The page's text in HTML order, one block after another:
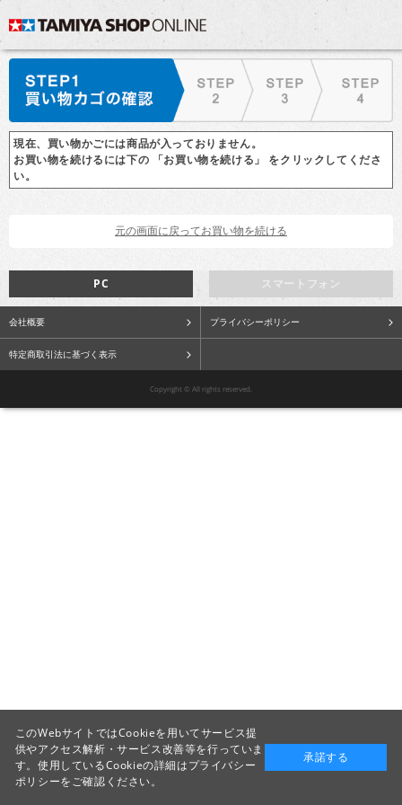
現在、買い物かごには商品が入っておりません。
お買い物を続けるには下の 「お買い物を続ける」 をクリックしてくださ
い。
スマートフォン
PC
会社概要 プライバシーポリシー
特定商取引法に基づく表示
Copyright © All rights reserved.
このWebサイトではCookieを用いてサービス提
供やアクセス解析・サービス改善等を行っていま
す。使用しているCookieの詳細はプライバシー
ポリシーをご確認ください。
承諾する